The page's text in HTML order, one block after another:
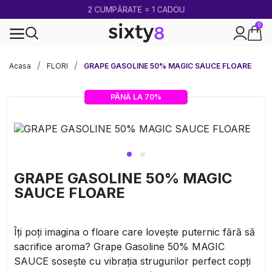
2 CUMPĂRATE = 1 CADOU
0
Acasa
FLORI GRAPE GASOLINE 50% MAGIC SAUCE FLOARE
PÂNĂ LA 70%
GRAPE GASOLINE 50% MAGIC
SAUCE FLOARE
Îți poți imagina o floare care lovește puternic fără să
sacrifice aroma? Grape Gasoline 50% MAGIC
SAUCE sosește cu vibrația strugurilor perfect copți